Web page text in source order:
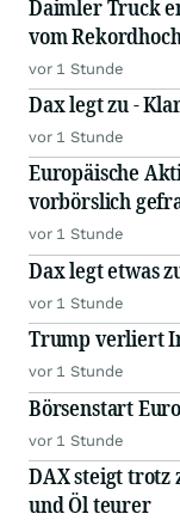
Daimler Truck
vom
vor 1 Stunde
Dax legt zu -
vor 1 Stunde
Europäische
vorbörslich
vor 1 Stunde
Dax legt etwas
vor 1 Stunde
Trump verliert
vor 1 Stunde
Börsenstart
vor 1 Stunde
DAX steigt trotz
und Öl teurer